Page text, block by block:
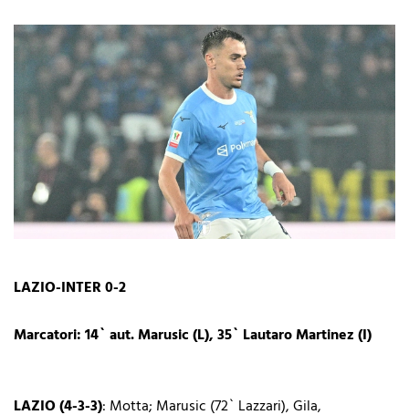
LAZIO-INTER 0-2
Marcatori: 14` aut. Marusic (L), 35` Lautaro Martinez (I)
LAZIO (4-3-3): Motta; Marusic (72` Lazzari), Gila,